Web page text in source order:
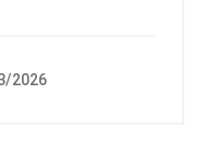
2026